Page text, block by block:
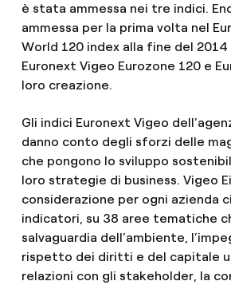
è stata ammessa nei tre indici.
ammessa per la prima volta nel
World 120 index alla fine del
Euronext Vigeo Eurozone 120 e
loro creazione.
Gli indici Euronext Vigeo
danno conto degli sforzi delle
che pongono lo sviluppo
loro strategie di business. Vigeo
considerazione per ogni azienda
indicatori, su 38 aree tematiche
salvaguardia dell’ambiente,
rispetto dei diritti e del capitale
relazioni con gli stakeholder, la